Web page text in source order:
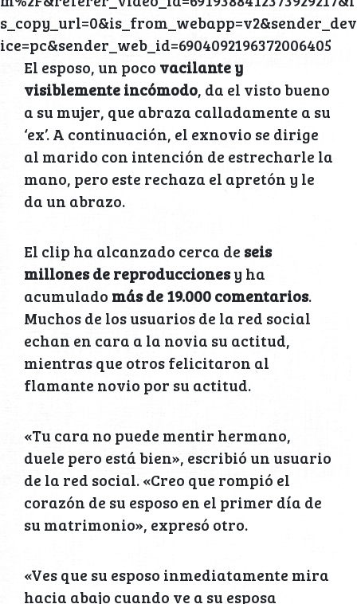
s_copy_url=0&is_from_webapp=v2&sender_dev
ice=pc&sender_web_id=6904092196372006405
El esposo, un poco vacilante y
visiblemente incómodo, da el visto bueno
a su mujer, que abraza calladamente a su
‘ex’. A continuación, el exnovio se dirige
al marido con intención de estrecharle la
mano, pero este rechaza el apretón y le
da un abrazo.
El clip ha alcanzado cerca de seis
millones dereproduccionesy ha
acumulado más de 19.000 comentarios.
Muchos de los usuarios de la red social
echan en cara a la novia su actitud,
mientras que otros felicitaron al
flamante novio por su actitud.
«Tu cara no puede mentir hermano,
duele pero está bien», escribió un usuario
de la red social. «Creo que rompió el
corazón de su esposo en el primer día de
su matrimonio», expresó otro.
«Ves que su esposo inmediatamente mira
hacia abajo cuando ve a su esposa